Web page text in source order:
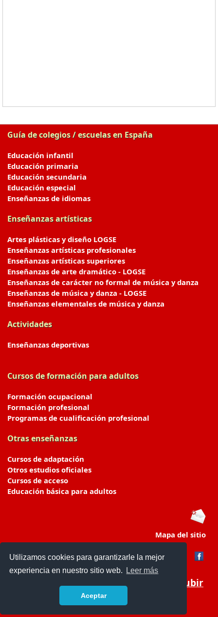
Utilizamos cookies para garantizarle la mejor
experiencia en nuestro sitio web.
Leer más
Aceptar
Guía de colegios / escuelas en España
Educación infantil
Educación primaria
Educación secundaria
Educación especial
Enseñanzas de idiomas
Enseñanzas artísticas
Artes plásticas y diseño LOGSE
Enseñanzas artísticas profesionales
Enseñanzas artísticas superiores
Enseñanzas de arte dramático - LOGSE
Enseñanzas de carácter no formal de música y danza
Enseñanzas de música y danza - LOGSE
Enseñanzas elementales de música y danza
Actividades
Enseñanzas deportivas
Cursos de formación para adultos
Formación ocupacional
Formación profesional
Programas de cualificación profesional
Otras enseñanzas
Cursos de adaptación
Otros estudios oficiales
Cursos de acceso
Educación básica para adultos
Mapa del sitio
Subir